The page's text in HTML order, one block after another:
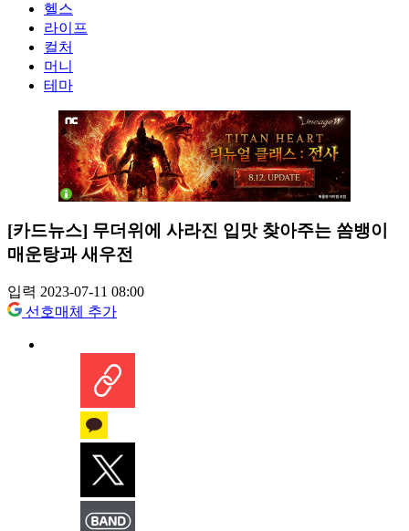
헬스
라이프
컬처
머니
테마
[카드뉴스] 무더위에 사라진 입맛 찾아주는 쏨뱅이
매운탕과 새우전
입력 2023-07-11 08:00
선호매체 추가